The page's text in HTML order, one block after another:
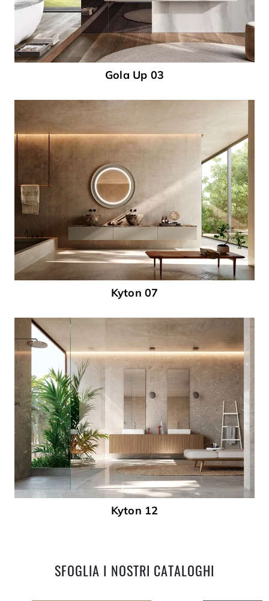
Gola Up 03
Kyton 07
Kyton 12
SFOGLIA I NOSTRI CATALOGHI